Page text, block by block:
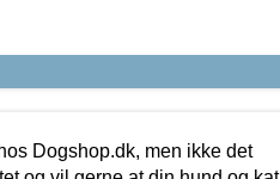
Dogshop.dk, men ikke det